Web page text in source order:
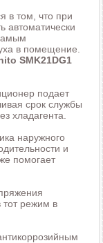
в том, что при
автоматически
в помещение.
SMK21DG1
подает
срок службы
хладагента.
наружного
и
помогает
тот режим в